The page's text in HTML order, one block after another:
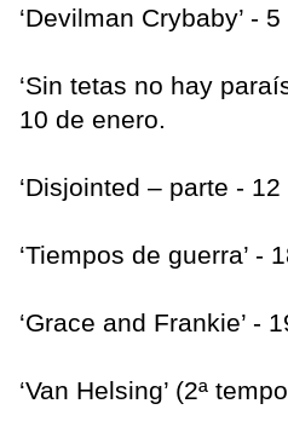
‘Devilman Crybaby’ - 5
‘Sin tetas no hay
10 de enero.
‘Disjointed – parte - 12
‘Tiempos de guerra’ -
‘Grace and Frankie’ -
‘Van Helsing’ (2ª